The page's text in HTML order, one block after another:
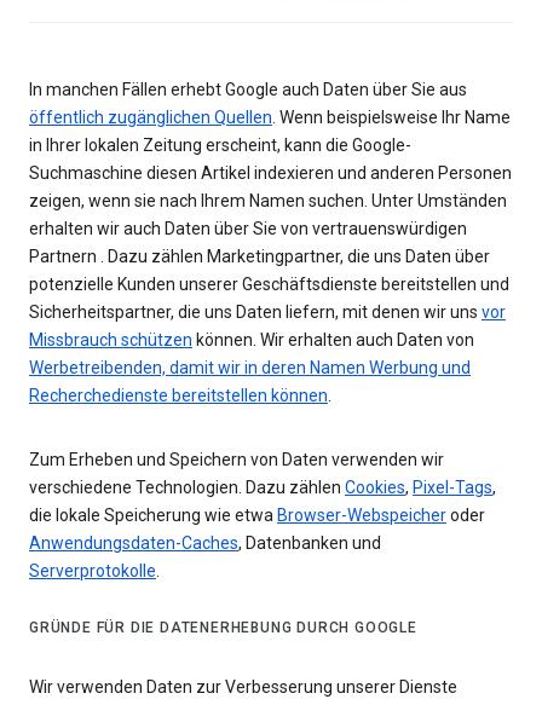
In manchen Fällen erhebt Google auch Daten über Sie aus
öffentlich zugänglichen Quellen. Wenn beispielsweise Ihr Name
in Ihrer lokalen Zeitung erscheint, kann die Google-
Suchmaschine diesen Artikel indexieren und anderen Personen
zeigen, wenn sie nach Ihrem Namen suchen. Unter Umständen
erhalten wir auch Daten über Sie von vertrauenswürdigen
Partnern . Dazu zählen Marketingpartner, die uns Daten über
potenzielle Kunden unserer Geschäftsdienste bereitstellen und
Sicherheitspartner, die uns Daten liefern, mit denen wir uns vor
Missbrauch schützen können. Wir erhalten auch Daten von
Werbetreibenden, damit wir in deren Namen Werbung und
Recherchedienste bereitstellen können.
Zum Erheben und Speichern von Daten verwenden wir
verschiedene Technologien. Dazu zählen Cookies, Pixel-Tags,
die lokale Speicherung wie etwa Browser-Webspeicheroder
Anwendungsdaten-Caches, Datenbanken und
Serverprotokolle.
GRÜNDE FÜR DIE DATENERHEBUNG DURCH GOOGLE
Wir verwenden Daten zur Verbesserung unserer Dienste